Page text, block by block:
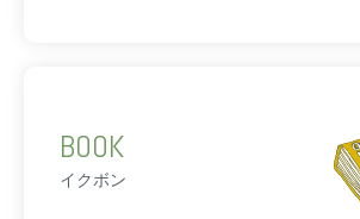
BOOK
イクボン